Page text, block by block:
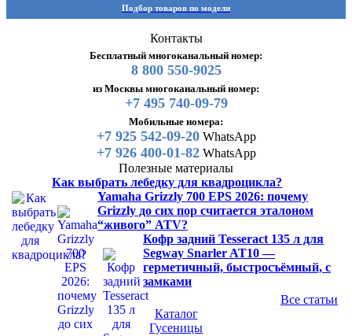
Подбор товаров по модели
Контакты
Бесплатный многоканальный номер:
8 800 550-9025
из Москвы многоканальный номер:
+7 495 740-09-79
Мобильные номера:
+7 925 542-09-20WhatsApp
+7 926 400-01-82WhatsApp
Полезные материалы
Как выбрать лебедку для квадроцикла?
Yamaha Grizzly 700 EPS 2026: почему
Grizzly до сих пор считается эталоном
“живого” ATV?
Кофр задний Tesseract 135 л для
Segway Snarler AT10 —
герметичный, быстросъёмный, с
замками
Все статьи
Каталог
Гусеницы